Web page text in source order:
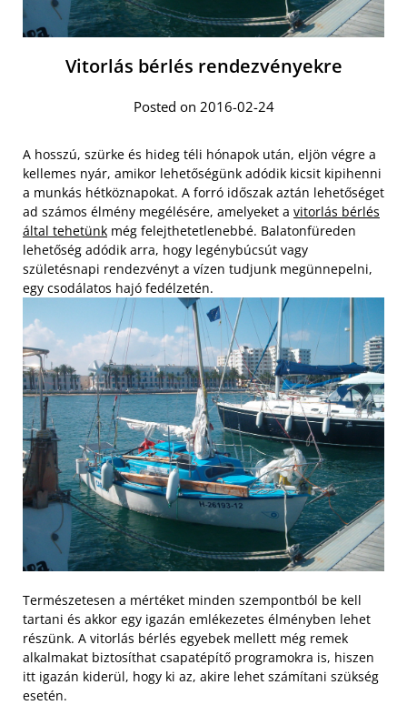
Vitorlás bérlés rendezvényekre
Posted on 2016-02-24
A hosszú, szürke és hideg téli hónapok után, eljön végre a
kellemes nyár, amikor lehetőségünk adódik kicsit kipihenni
a munkás hétköznapokat. A forró időszak aztán lehetőséget
ad számos élmény megélésére, amelyeket a vitorlás bérlés
által tehetünk még felejthetetlenebbé. Balatonfüreden
lehetőség adódik arra, hogy legénybúcsút vagy
születésnapi rendezvényt a vízen tudjunk megünnepelni,
egy csodálatos hajó fedélzetén.
Természetesen a mértéket minden szempontból be kell
tartani és akkor egy igazán emlékezetes élményben lehet
részünk. A vitorlás bérlés egyebek mellett még remek
alkalmakat biztosíthat csapatépítő programokra is, hiszen
itt igazán kiderül, hogy ki az, akire lehet számítani szükség
esetén.